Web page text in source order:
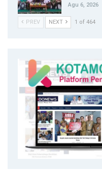
Agu 6, 2026
PREV NEXT 1 of 464